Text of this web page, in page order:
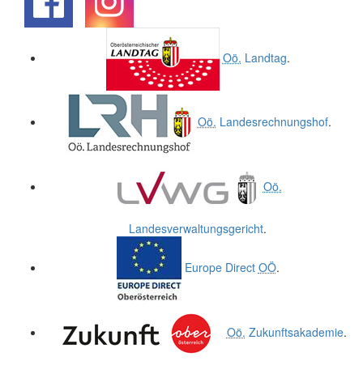
Oö. Landtag.
Oö. Landesrechnungshof.
Oö.
Landesverwaltungsgericht.
Europe Direct OÖ.
Oö. Zukunftsakademie.